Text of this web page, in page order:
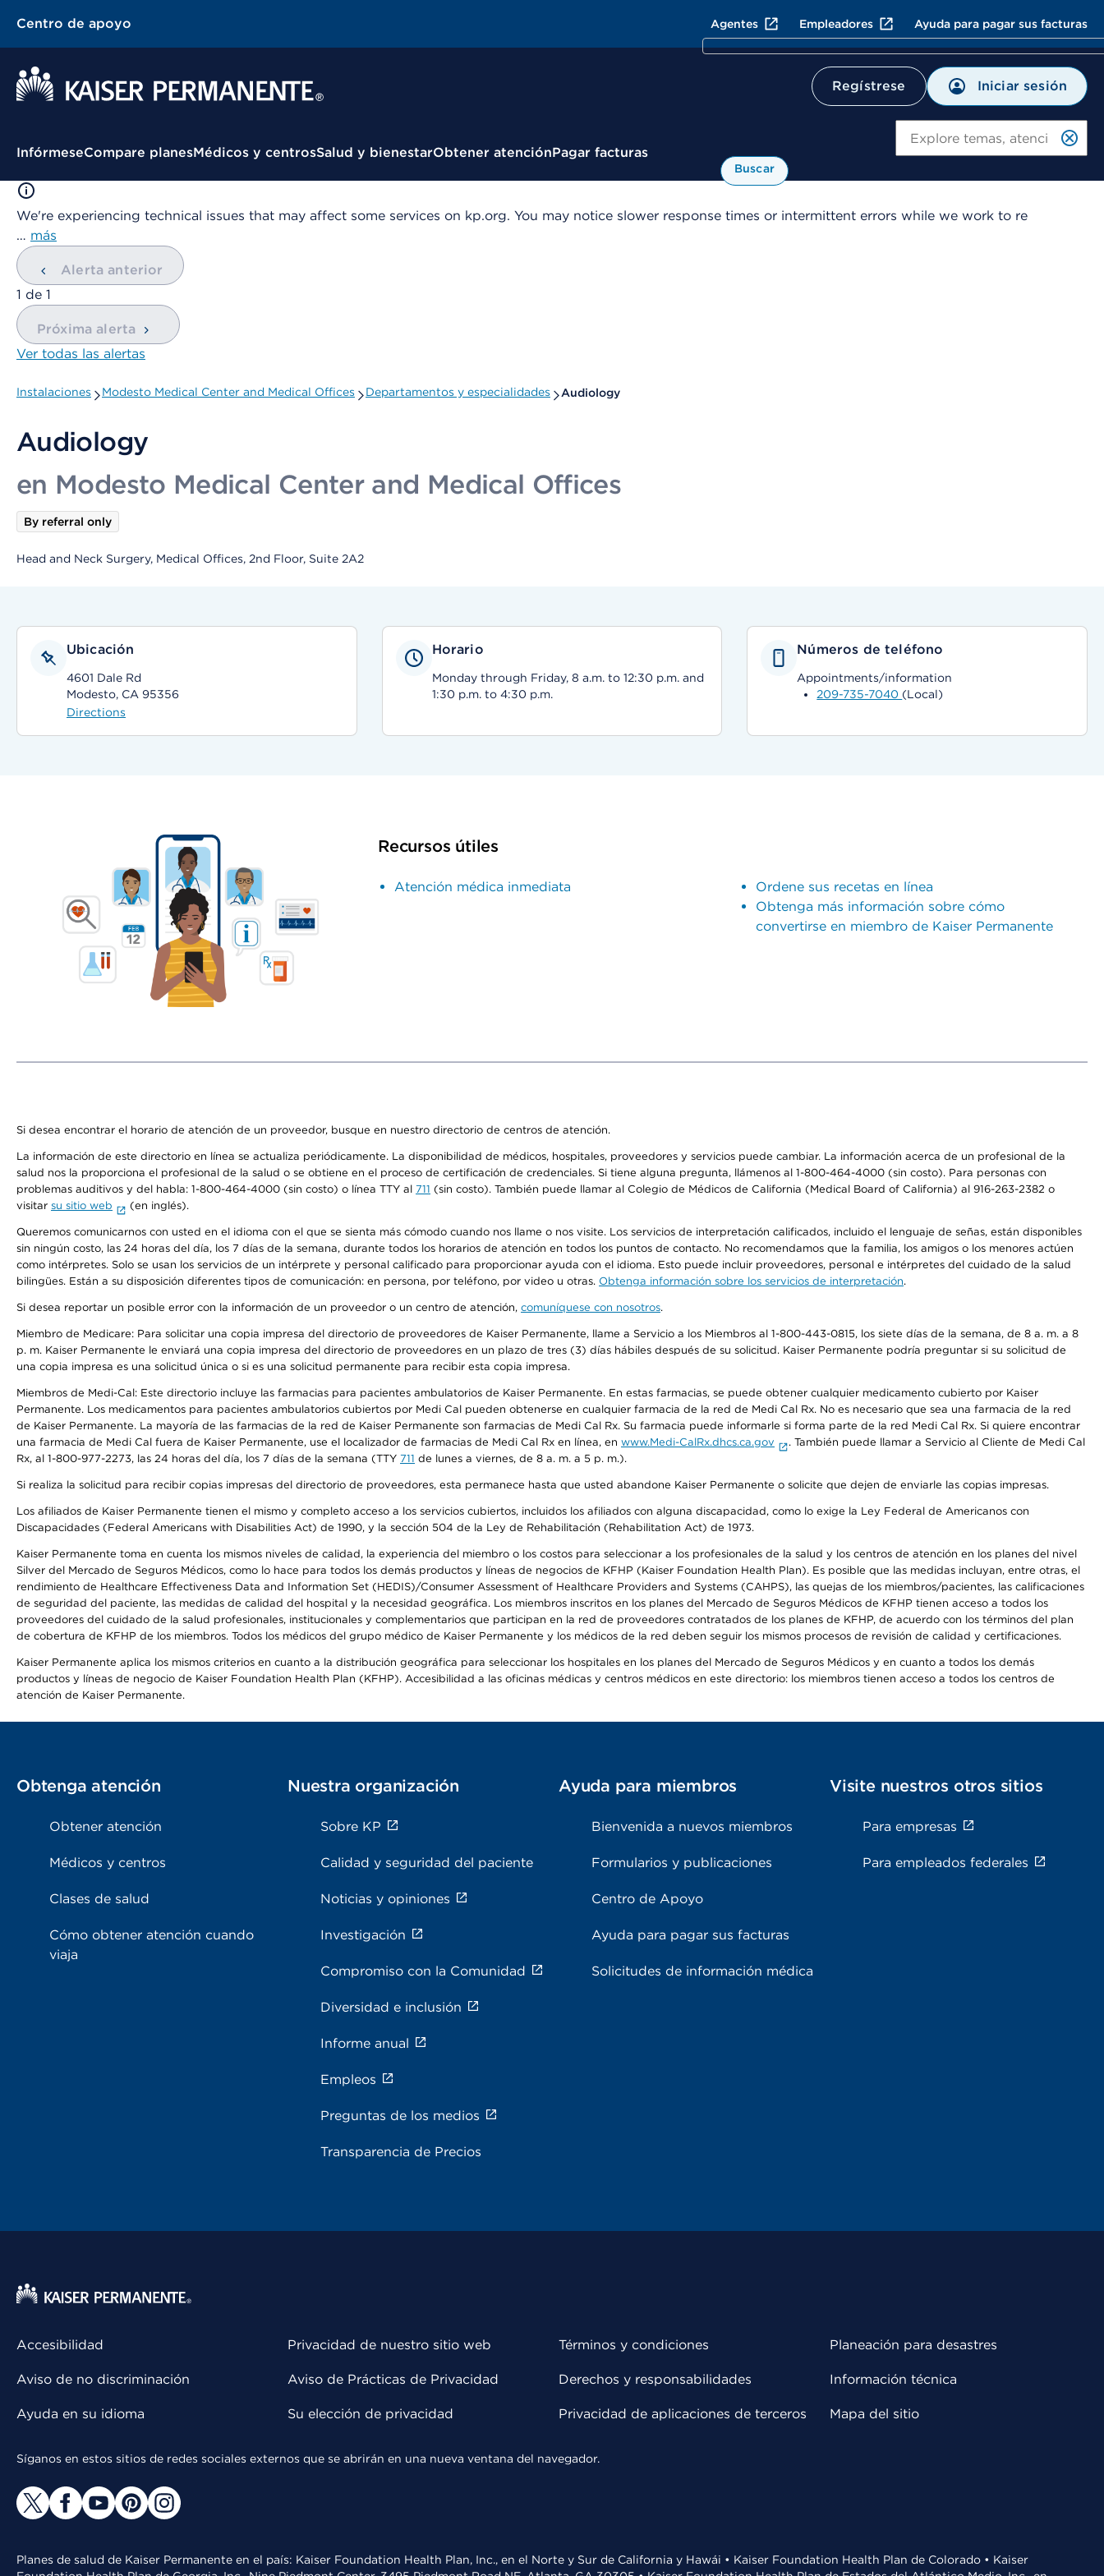
Centro de apoyo Agentes Empleadores Ayuda para pagar sus facturas
Regístrese Iniciar sesión
Menú contextual
InfórmeseCompare planesMédicos y centrosSalud y bienestarObtener atenciónPagar facturas
Buscar
We're experiencing technical issues that may affect some services on kp.org. You may notice slower response times or intermittent errors while we work to re
… más
Alerta anterior
mostrando
1 de 1
Próxima alerta
Ver todas las alertas
Instalaciones Modesto Medical Center and Medical Offices Departamentos y especialidades Audiology
Audiology
en Modesto Medical Center and Medical Offices
By referral only
Head and Neck Surgery, Medical Offices, 2nd Floor, Suite 2A2
Ubicación
4601 Dale Rd
Modesto, CA 95356
Directions
Horario
Monday through Friday, 8 a.m. to 12:30 p.m. and
1:30 p.m. to 4:30 p.m.
Números de teléfono
Appointments/information
209-735-7040 (Local)
Recursos útiles
Atención médica inmediata
Ordene sus recetas en línea
Obtenga más información sobre cómo
convertirse en miembro de Kaiser Permanente
Si desea encontrar el horario de atención de un proveedor, busque en nuestro directorio de centros de atención.
La información de este directorio en línea se actualiza periódicamente. La disponibilidad de médicos, hospitales, proveedores y servicios puede cambiar. La información acerca de un profesional de la
salud nos la proporciona el profesional de la salud o se obtiene en el proceso de certificación de credenciales. Si tiene alguna pregunta, llámenos al 1-800-464-4000 (sin costo). Para personas con
problemas auditivos y del habla: 1-800-464-4000 (sin costo) o línea TTY al 711 (sin costo). También puede llamar al Colegio de Médicos de California (Medical Board of California) al 916-263-2382 o
visitar su sitio web (en inglés).
Queremos comunicarnos con usted en el idioma con el que se sienta más cómodo cuando nos llame o nos visite. Los servicios de interpretación calificados, incluido el lenguaje de señas, están disponibles
sin ningún costo, las 24 horas del día, los 7 días de la semana, durante todos los horarios de atención en todos los puntos de contacto. No recomendamos que la familia, los amigos o los menores actúen
como intérpretes. Solo se usan los servicios de un intérprete y personal calificado para proporcionar ayuda con el idioma. Esto puede incluir proveedores, personal e intérpretes del cuidado de la salud
bilingües. Están a su disposición diferentes tipos de comunicación: en persona, por teléfono, por video u otras. Obtenga información sobre los servicios de interpretación.
Si desea reportar un posible error con la información de un proveedor o un centro de atención, comuníquese con nosotros.
Miembro de Medicare: Para solicitar una copia impresa del directorio de proveedores de Kaiser Permanente, llame a Servicio a los Miembros al 1-800-443-0815, los siete días de la semana, de 8 a. m. a 8
p. m. Kaiser Permanente le enviará una copia impresa del directorio de proveedores en un plazo de tres (3) días hábiles después de su solicitud. Kaiser Permanente podría preguntar si su solicitud de
una copia impresa es una solicitud única o si es una solicitud permanente para recibir esta copia impresa.
Miembros de Medi-Cal: Este directorio incluye las farmacias para pacientes ambulatorios de Kaiser Permanente. En estas farmacias, se puede obtener cualquier medicamento cubierto por Kaiser
Permanente. Los medicamentos para pacientes ambulatorios cubiertos por Medi Cal pueden obtenerse en cualquier farmacia de la red de Medi Cal Rx. No es necesario que sea una farmacia de la red
de Kaiser Permanente. La mayoría de las farmacias de la red de Kaiser Permanente son farmacias de Medi Cal Rx. Su farmacia puede informarle si forma parte de la red Medi Cal Rx. Si quiere encontrar
una farmacia de Medi Cal fuera de Kaiser Permanente, use el localizador de farmacias de Medi Cal Rx en línea, en www.Medi-CalRx.dhcs.ca.gov
. También puede llamar a Servicio al Cliente de Medi Cal
Rx, al 1-800-977-2273, las 24 horas del día, los 7 días de la semana (TTY 711 de lunes a viernes, de 8 a. m. a 5 p. m.).
Si realiza la solicitud para recibir copias impresas del directorio de proveedores, esta permanece hasta que usted abandone Kaiser Permanente o solicite que dejen de enviarle las copias impresas.
Los afiliados de Kaiser Permanente tienen el mismo y completo acceso a los servicios cubiertos, incluidos los afiliados con alguna discapacidad, como lo exige la Ley Federal de Americanos con
Discapacidades (Federal Americans with Disabilities Act) de 1990, y la sección 504 de la Ley de Rehabilitación (Rehabilitation Act) de 1973.
Kaiser Permanente toma en cuenta los mismos niveles de calidad, la experiencia del miembro o los costos para seleccionar a los profesionales de la salud y los centros de atención en los planes del nivel
Silver del Mercado de Seguros Médicos, como lo hace para todos los demás productos y líneas de negocios de KFHP (Kaiser Foundation Health Plan). Es posible que las medidas incluyan, entre otras, el
rendimiento de Healthcare Effectiveness Data and Information Set (HEDIS)/Consumer Assessment of Healthcare Providers and Systems (CAHPS), las quejas de los miembros/pacientes, las calificaciones
de seguridad del paciente, las medidas de calidad del hospital y la necesidad geográfica. Los miembros inscritos en los planes del Mercado de Seguros Médicos de KFHP tienen acceso a todos los
proveedores del cuidado de la salud profesionales, institucionales y complementarios que participan en la red de proveedores contratados de los planes de KFHP, de acuerdo con los términos del plan
de cobertura de KFHP de los miembros. Todos los médicos del grupo médico de Kaiser Permanente y los médicos de la red deben seguir los mismos procesos de revisión de calidad y certificaciones.
Kaiser Permanente aplica los mismos criterios en cuanto a la distribución geográfica para seleccionar los hospitales en los planes del Mercado de Seguros Médicos y en cuanto a todos los demás
productos y líneas de negocio de Kaiser Foundation Health Plan (KFHP). Accesibilidad a las oficinas médicas y centros médicos en este directorio: los miembros tienen acceso a todos los centros de
atención de Kaiser Permanente.
Obtenga atención
Obtener atención
Médicos y centros
Clases de salud
Cómo obtener atención cuando
viaja
Nuestra organización
Sobre KP
Calidad y seguridad del paciente
Noticias y opiniones
Investigación
Compromiso con la Comunidad
Diversidad e inclusión
Informe anual
Empleos
Preguntas de los medios
Transparencia de Precios
Ayuda para miembros
Bienvenida a nuevos miembros
Formularios y publicaciones
Centro de Apoyo
Ayuda para pagar sus facturas
Solicitudes de información médica
Visite nuestros otros sitios
Para empresas
Para empleados federales
Accesibilidad
Aviso de no discriminación
Ayuda en su idioma
Privacidad de nuestro sitio web
Aviso de Prácticas de Privacidad
Su elección de privacidad
Términos y condiciones
Derechos y responsabilidades
Privacidad de aplicaciones de terceros
Planeación para desastres
Información técnica
Mapa del sitio
Síganos en estos sitios de redes sociales externos que se abrirán en una nueva ventana del navegador.
Planes de salud de Kaiser Permanente en el país: Kaiser Foundation Health Plan, Inc., en el Norte y Sur de California y Hawái • Kaiser Foundation Health Plan de Colorado • Kaiser